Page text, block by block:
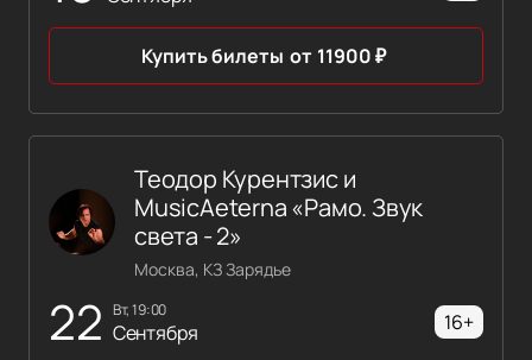
Купить билеты от 11900₽
22 вт, 19:00
Сентября
Теодор Курентзис и
MusicAeterna «Рамо. Звук
света - 2»
Москва, КЗ Зарядье
16+